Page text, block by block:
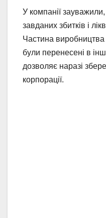
У компанії
завданих збитків і
Частина виробництва
були перенесені в
дозволяє наразі
корпорації.